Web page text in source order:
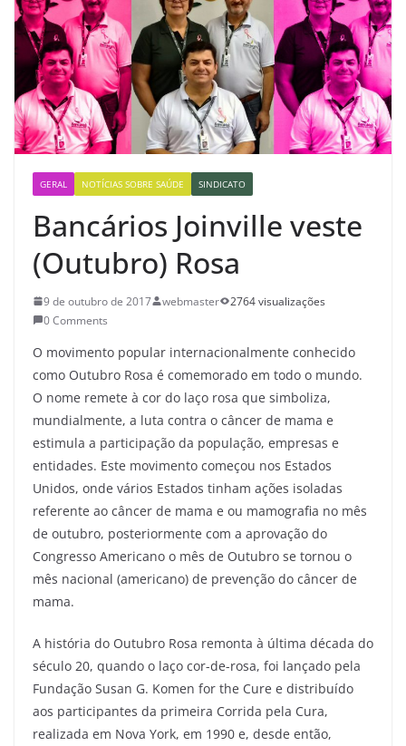
GERAL NOTÍCIAS SOBRE SAÚDE SINDICATO
Bancários Joinville veste
(Outubro) Rosa
9 de outubro de 2017 webmaster
2764 visualizações
0 Comments
O movimento popular internacionalmente conhecido
como Outubro Rosa é comemorado em todo o mundo.
O nome remete à cor do laço rosa que simboliza,
mundialmente, a luta contra o câncer de mama e
estimula a participação da população, empresas e
entidades. Este movimento começou nos Estados
Unidos, onde vários Estados tinham ações isoladas
referente ao câncer de mama e ou mamografia no mês
de outubro, posteriormente com a aprovação do
Congresso Americano o mês de Outubro se tornou o
mês nacional (americano) de prevenção do câncer de
mama.
A história do Outubro Rosa remonta à última década do
século 20, quando o laço cor-de-rosa, foi lançado pela
Fundação Susan G. Komen for the Cure e distribuído
aos participantes da primeira Corrida pela Cura,
realizada em Nova York, em 1990 e, desde então,